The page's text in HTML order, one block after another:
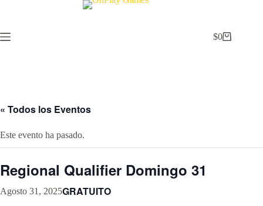
Carrito
$0
« Todos los Eventos
Este evento ha pasado.
Regional Qualifier Domingo 31
Agosto 31, 2025GRATUITO